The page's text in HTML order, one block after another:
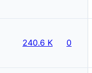
240.6 K 0